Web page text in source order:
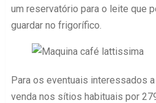
um reservatório para o leite que
guardar no frigorífico.
Para os eventuais interessados
venda nos sítios habituais por